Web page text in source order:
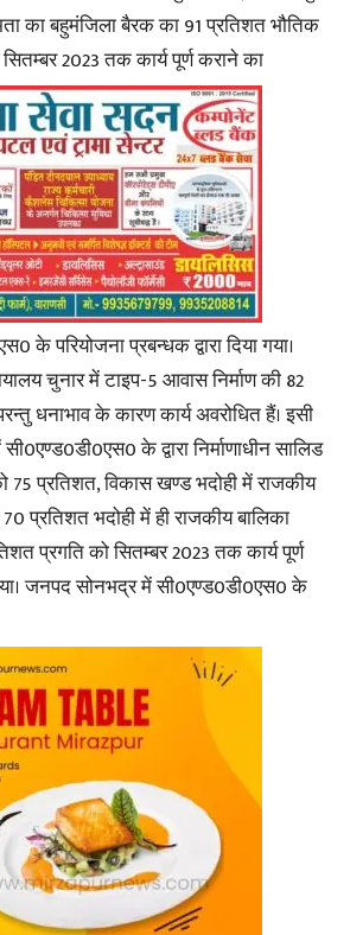
का बहुमंजिला बैरक का 91 प्रतिशत भौतिक
2023 तक कार्य पूर्ण कराने का
के परियोजना प्रबन्धक द्वारा दिया गया।
चुनार में टाइप-5 आवास निर्माण की 82
धनाभाव के कारण कार्य अवरोधित हैं। इसी
के द्वारा निर्माणाधीन सालिड
प्रतिशत, विकास खण्ड भदोही में राजकीय
प्रतिशत भदोही में ही राजकीय बालिका
प्रगति को सितम्बर 2023 तक कार्य पूर्ण
जनपद सोनभद्र में सी0एण्ड0डी0एस0 के